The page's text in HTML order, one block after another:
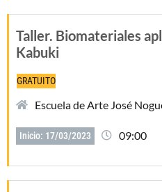
Taller. Biomateriales
Kabuki
GRATUITO
Escuela de Arte José
Inicio: 17/03/2023 09:00